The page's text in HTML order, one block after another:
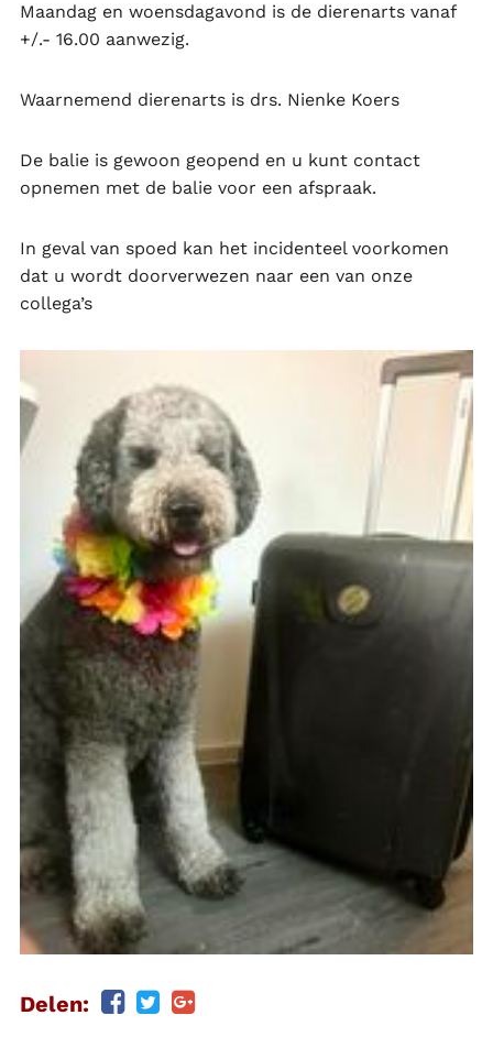
Maandag en woensdagavond is de dierenarts vanaf
+/.- 16.00 aanwezig.
Waarnemend dierenarts is drs. Nienke Koers
De balie is gewoon geopend en u kunt contact
opnemen met de balie voor een afspraak.
In geval van spoed kan het incidenteel voorkomen
dat u wordt doorverwezen naar een van onze
collega’s
Delen: